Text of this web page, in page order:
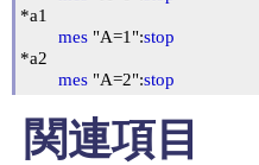
*a1
mes "A=1":stop
*a2
mes "A=2":stop
関連項目